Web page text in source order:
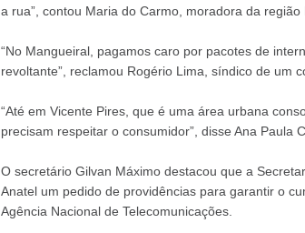
a rua”, contou Maria do Carmo, moradora da região
“No Mangueiral, pagamos caro por pacotes de
revoltante”, reclamou Rogério Lima, síndico de um
“Até em Vicente Pires, que é uma área urbana
precisam respeitar o consumidor”, disse Ana Paula
O secretário Gilvan Máximo destacou que a
Anatel um pedido de providências para garantir o
Agência Nacional de Telecomunicações.